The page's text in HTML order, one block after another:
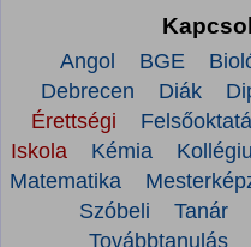
Angol BGE
Debrecen
Diák
Érettségi
Iskola
Kémia
Matematika
Szóbeli
Tanár
Továbbtanulás